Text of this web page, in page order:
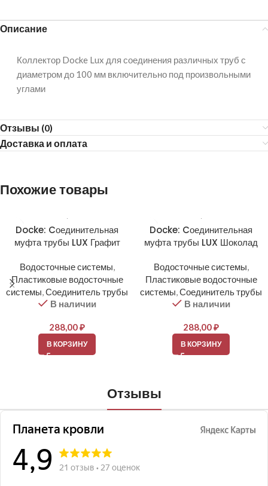
Описание
Коллектор Docke Lux для соединения различных труб с
диаметром до 100 мм включительно под произвольными
углами
Отзывы (0)
Доставка и оплата
Похожие товары
Docke: Cоединительная
муфта трубы LUX Графит
Водосточные системы,
Пластиковые водосточные
системы,Соединитель трубы
В наличии
288,00₽
В КОРЗИНУ
Docke: Cоединительная
муфта трубы LUX Шоколад
Водосточные системы,
Пластиковые водосточные
системы,Соединитель трубы
В наличии
288,00₽
В КОРЗИНУ
Отзывы